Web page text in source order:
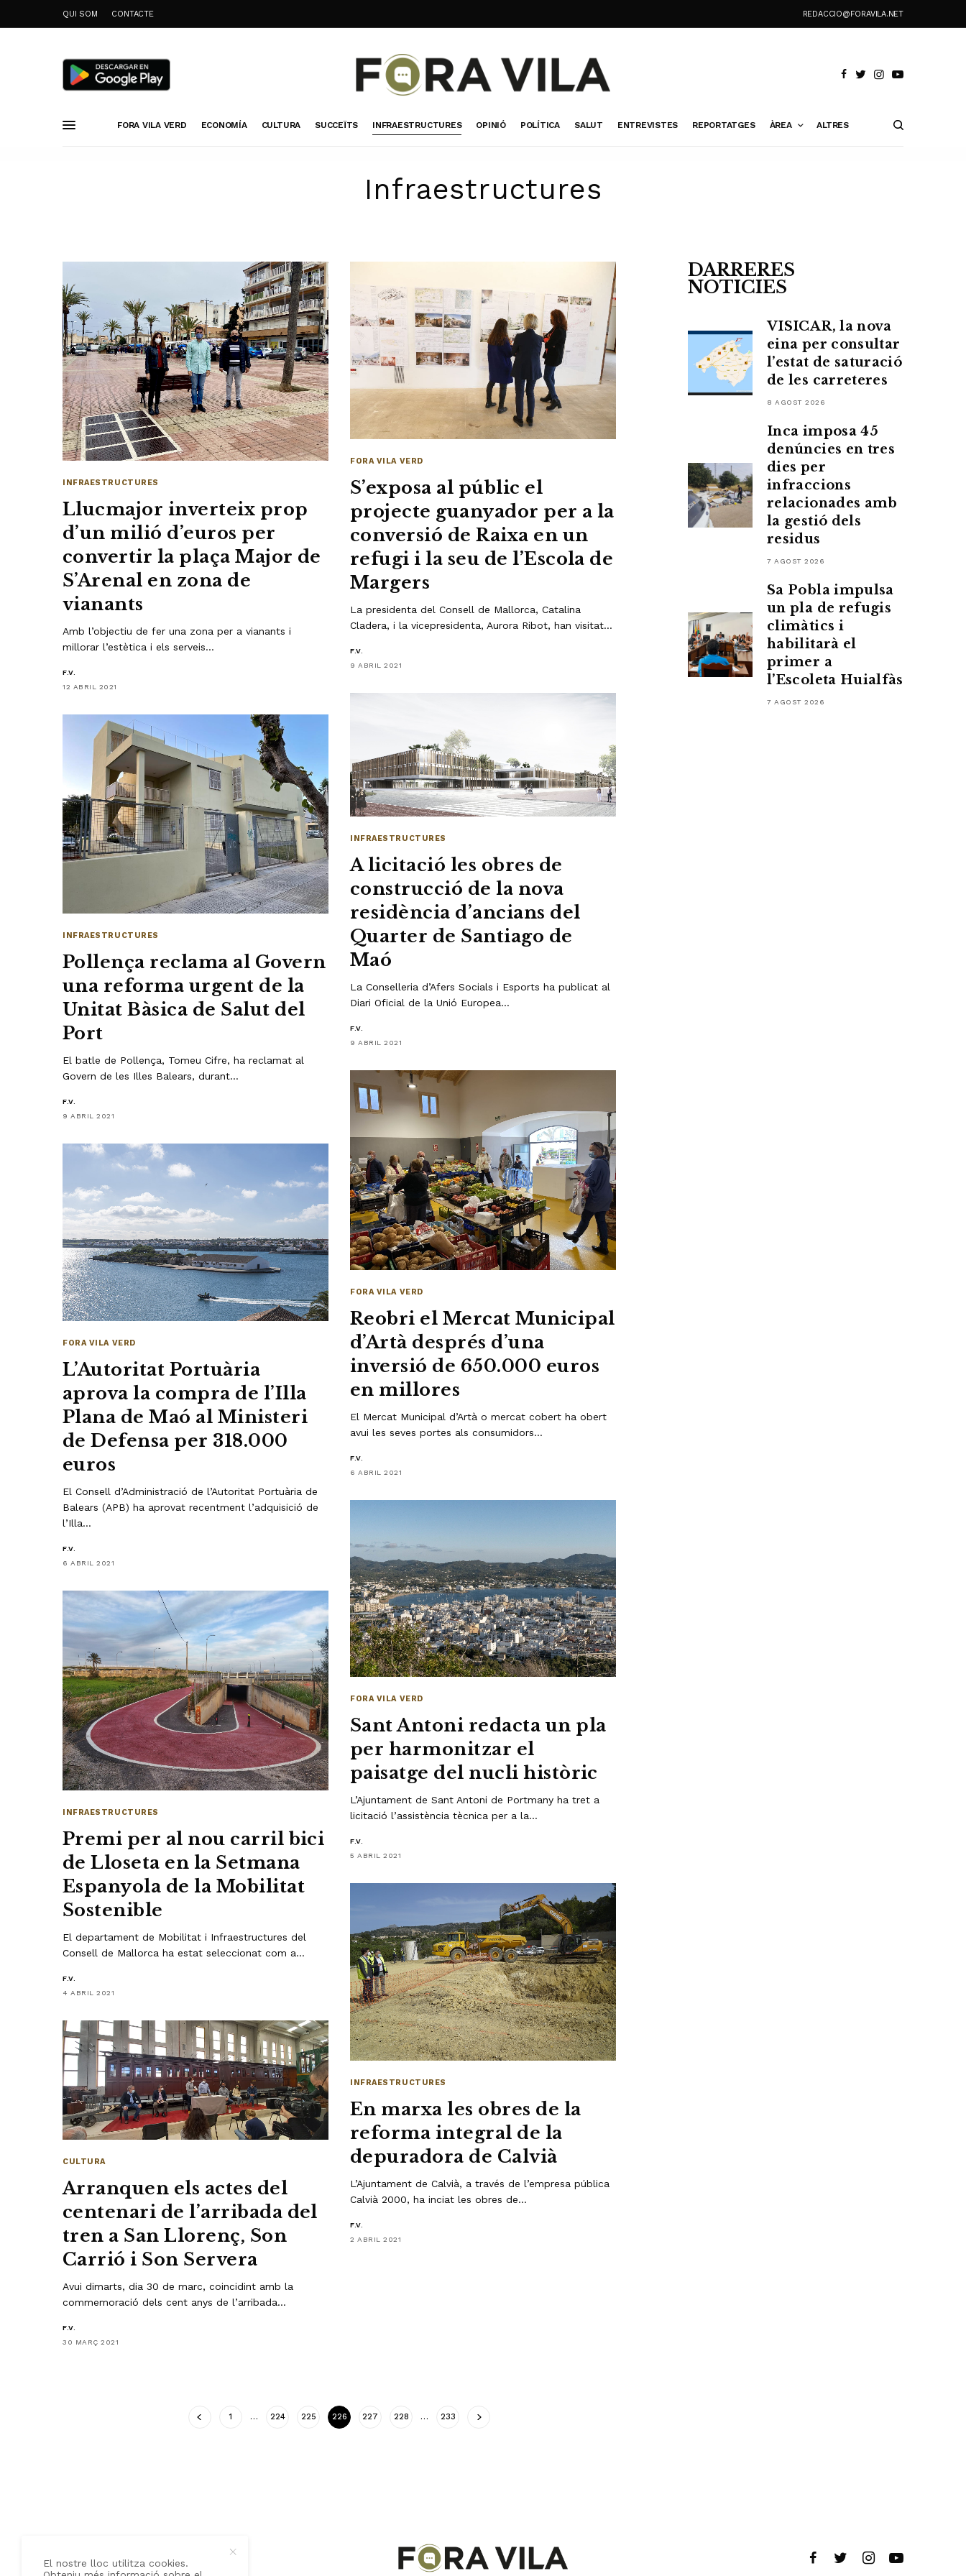
QUI SOM CONTACTE REDACCIO@FORAVILA.NET
FORA VILA VERD ECONOMÍA CULTURA SUCCEÏTS INFRAESTRUCTURES OPINIÓ POLÍTICA SALUT ENTREVISTES REPORTATGES ÀREA ALTRES
Infraestructures
INFRAESTRUCTURES
Llucmajor inverteix prop
d’un milió d’euros per
convertir la plaça Major de
S’Arenal en zona de
vianants
Amb l’objectiu de fer una zona per a vianants i
millorar l’estètica i els serveis…
F.V.
12 ABRIL 2021
FORA VILA VERD
S’exposa al públic el
projecte guanyador per a la
conversió de Raixa en un
refugi i la seu de l’Escola de
Margers
La presidenta del Consell de Mallorca, Catalina
Cladera, i la vicepresidenta, Aurora Ribot, han visitat…
F.V.
9 ABRIL 2021
INFRAESTRUCTURES
A licitació les obres de
construcció de la nova
residència d’ancians del
Quarter de Santiago de
Maó
La Conselleria d’Afers Socials i Esports ha publicat al
Diari Oficial de la Unió Europea…
F.V.
9 ABRIL 2021
INFRAESTRUCTURES
Pollença reclama al Govern
una reforma urgent de la
Unitat Bàsica de Salut del
Port
El batle de Pollença, Tomeu Cifre, ha reclamat al
Govern de les Illes Balears, durant…
F.V.
9 ABRIL 2021
FORA VILA VERD
Reobri el Mercat Municipal
d’Artà després d’una
inversió de 650.000 euros
en millores
El Mercat Municipal d’Artà o mercat cobert ha obert
avui les seves portes als consumidors…
F.V.
6 ABRIL 2021
FORA VILA VERD
L’Autoritat Portuària
aprova la compra de l’Illa
Plana de Maó al Ministeri
de Defensa per 318.000
euros
El Consell d’Administració de l’Autoritat Portuària de
Balears (APB) ha aprovat recentment l’adquisició de
l’Illa…
F.V.
6 ABRIL 2021
FORA VILA VERD
Sant Antoni redacta un pla
per harmonitzar el
paisatge del nucli històric
L’Ajuntament de Sant Antoni de Portmany ha tret a
licitació l’assistència tècnica per a la…
F.V.
5 ABRIL 2021
INFRAESTRUCTURES
Premi per al nou carril bici
de Lloseta en la Setmana
Espanyola de la Mobilitat
Sostenible
El departament de Mobilitat i Infraestructures del
Consell de Mallorca ha estat seleccionat com a…
F.V.
4 ABRIL 2021
INFRAESTRUCTURES
En marxa les obres de la
reforma integral de la
depuradora de Calvià
L’Ajuntament de Calvià, a través de l’empresa pública
Calvià 2000, ha inciat les obres de…
F.V.
2 ABRIL 2021
CULTURA
Arranquen els actes del
centenari de l’arribada del
tren a San Llorenç, Son
Carrió i Son Servera
Avui dimarts, dia 30 de marc, coincidint amb la
commemoració dels cent anys de l’arribada…
F.V.
30 MARÇ 2021
1 … 224 225 226 227 228 … 233
DARRERES
NOTICIES
VISICAR, la nova
eina per consultar
l’estat de saturació
de les carreteres
8 AGOST 2026
Inca imposa 45
denúncies en tres
dies per
infraccions
relacionades amb
la gestió dels
residus
7 AGOST 2026
Sa Pobla impulsa
un pla de refugis
climàtics i
habilitarà el
primer a
l’Escoleta Huialfàs
7 AGOST 2026
QUI SOM CONTACTE
El nostre lloc utilitza cookies.